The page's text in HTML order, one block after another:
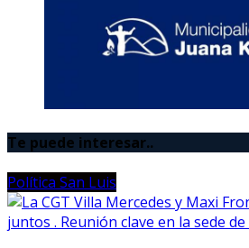
Te puede interesar..
Política San Luis